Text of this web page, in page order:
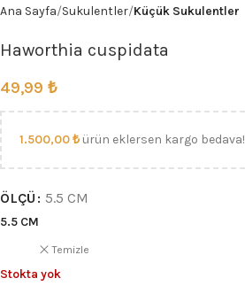
Ana Sayfa Sukulentler Küçük Sukulentler
Haworthia cuspidata
49,99 ₺
1.500,00₺ ürün eklersen kargo bedava!
ÖLÇÜ 5.5 CM
5.5 CM
Temizle
Stokta yok